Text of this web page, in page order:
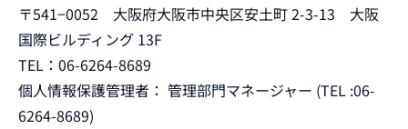
〒541−0052 大阪府大阪市中央区安土町 2-3-13 大阪
国際ビルディング 13F
TEL：06-6264-8689
個人情報保護管理者： 管理部門マネージャー (TEL :06-
6264-8689)